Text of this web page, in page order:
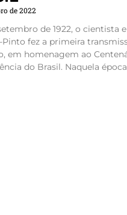
de 2022
de 1922, o cientista
fez a primeira
em homenagem ao
do Brasil. Naquela